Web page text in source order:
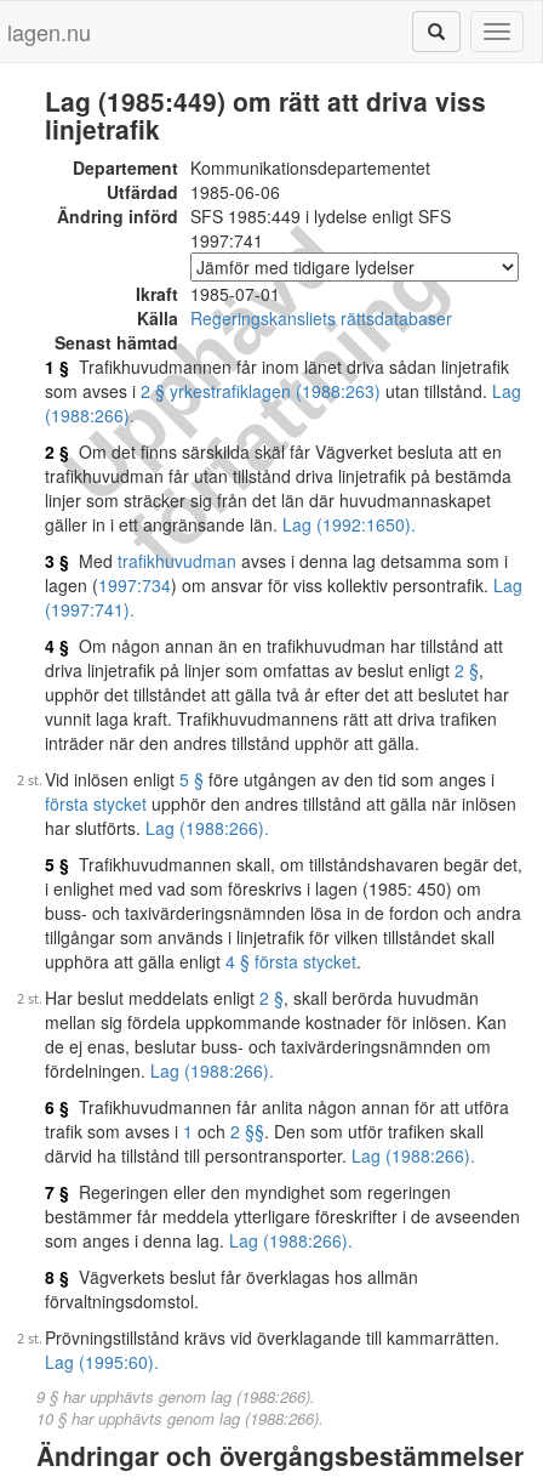
lagen.nu
U
p
p
h
ä
v
d
f
ö
r
f
a
t
t
n
i
n
g
Lag (1985:449) om rätt att driva viss
linjetrafik
Departement Kommunikationsdepartementet
Utfärdad 1985-06-06
Ändring införd SFS 1985:449 i lydelse enligt SFS
1997:741
Ikraft 1985-07-01
Källa Regeringskansliets rättsdatabaser
Senast hämtad
1 § Trafikhuvudmannen får inom länet driva sådan linjetrafik
som avses i 2 § yrkestrafiklagen (1988:263) utan tillstånd. Lag
(1988:266).
2 §Om det finns särskilda skäl får Vägverket besluta att en
trafikhuvudman får utan tillstånd driva linjetrafik på bestämda
linjer som sträcker sig från det län där huvudmannaskapet
gäller in i ett angränsande län. Lag (1992:1650).
3 § Med trafikhuvudman avses i denna lag detsamma som i
lagen (1997:734) om ansvar för viss kollektiv persontrafik. Lag
(1997:741).
4 § Om någon annan än en trafikhuvudman har tillstånd att
driva linjetrafik på linjer som omfattas av beslut enligt 2 §,
upphör det tillståndet att gälla två år efter det att beslutet har
vunnit laga kraft. Trafikhuvudmannens rätt att driva trafiken
inträder när den andres tillstånd upphör att gälla.
Vid inlösen enligt 5 § före utgången av den tid som anges i
första stycket upphör den andres tillstånd att gälla när inlösen
har slutförts. Lag (1988:266).
5 § Trafikhuvudmannen skall, om tillståndshavaren begär det,
i enlighet med vad som föreskrivs i lagen (1985: 450) om
buss- och taxivärderingsnämnden lösa in de fordon och andra
tillgångar som används i linjetrafik för vilken tillståndet skall
upphöra att gälla enligt 4 § första stycket.
Har beslut meddelats enligt 2 §, skall berörda huvudmän
mellan sig fördela uppkommande kostnader för inlösen. Kan
de ej enas, beslutar buss- och taxivärderingsnämnden om
fördelningen. Lag (1988:266).
6 § Trafikhuvudmannen får anlita någon annan för att utföra
trafik som avses i 1 och 2 §§. Den som utför trafiken skall
därvid ha tillstånd till persontransporter. Lag (1988:266).
7 § Regeringen eller den myndighet som regeringen
bestämmer får meddela ytterligare föreskrifter i de avseenden
som anges i denna lag. Lag (1988:266).
8 § Vägverkets beslut får överklagas hos allmän
förvaltningsdomstol.
Prövningstillstånd krävs vid överklagande till kammarrätten.
Lag (1995:60).
9 § har upphävts genom lag (1988:266).
10 § har upphävts genom lag (1988:266).
Ändringar och övergångsbestämmelser